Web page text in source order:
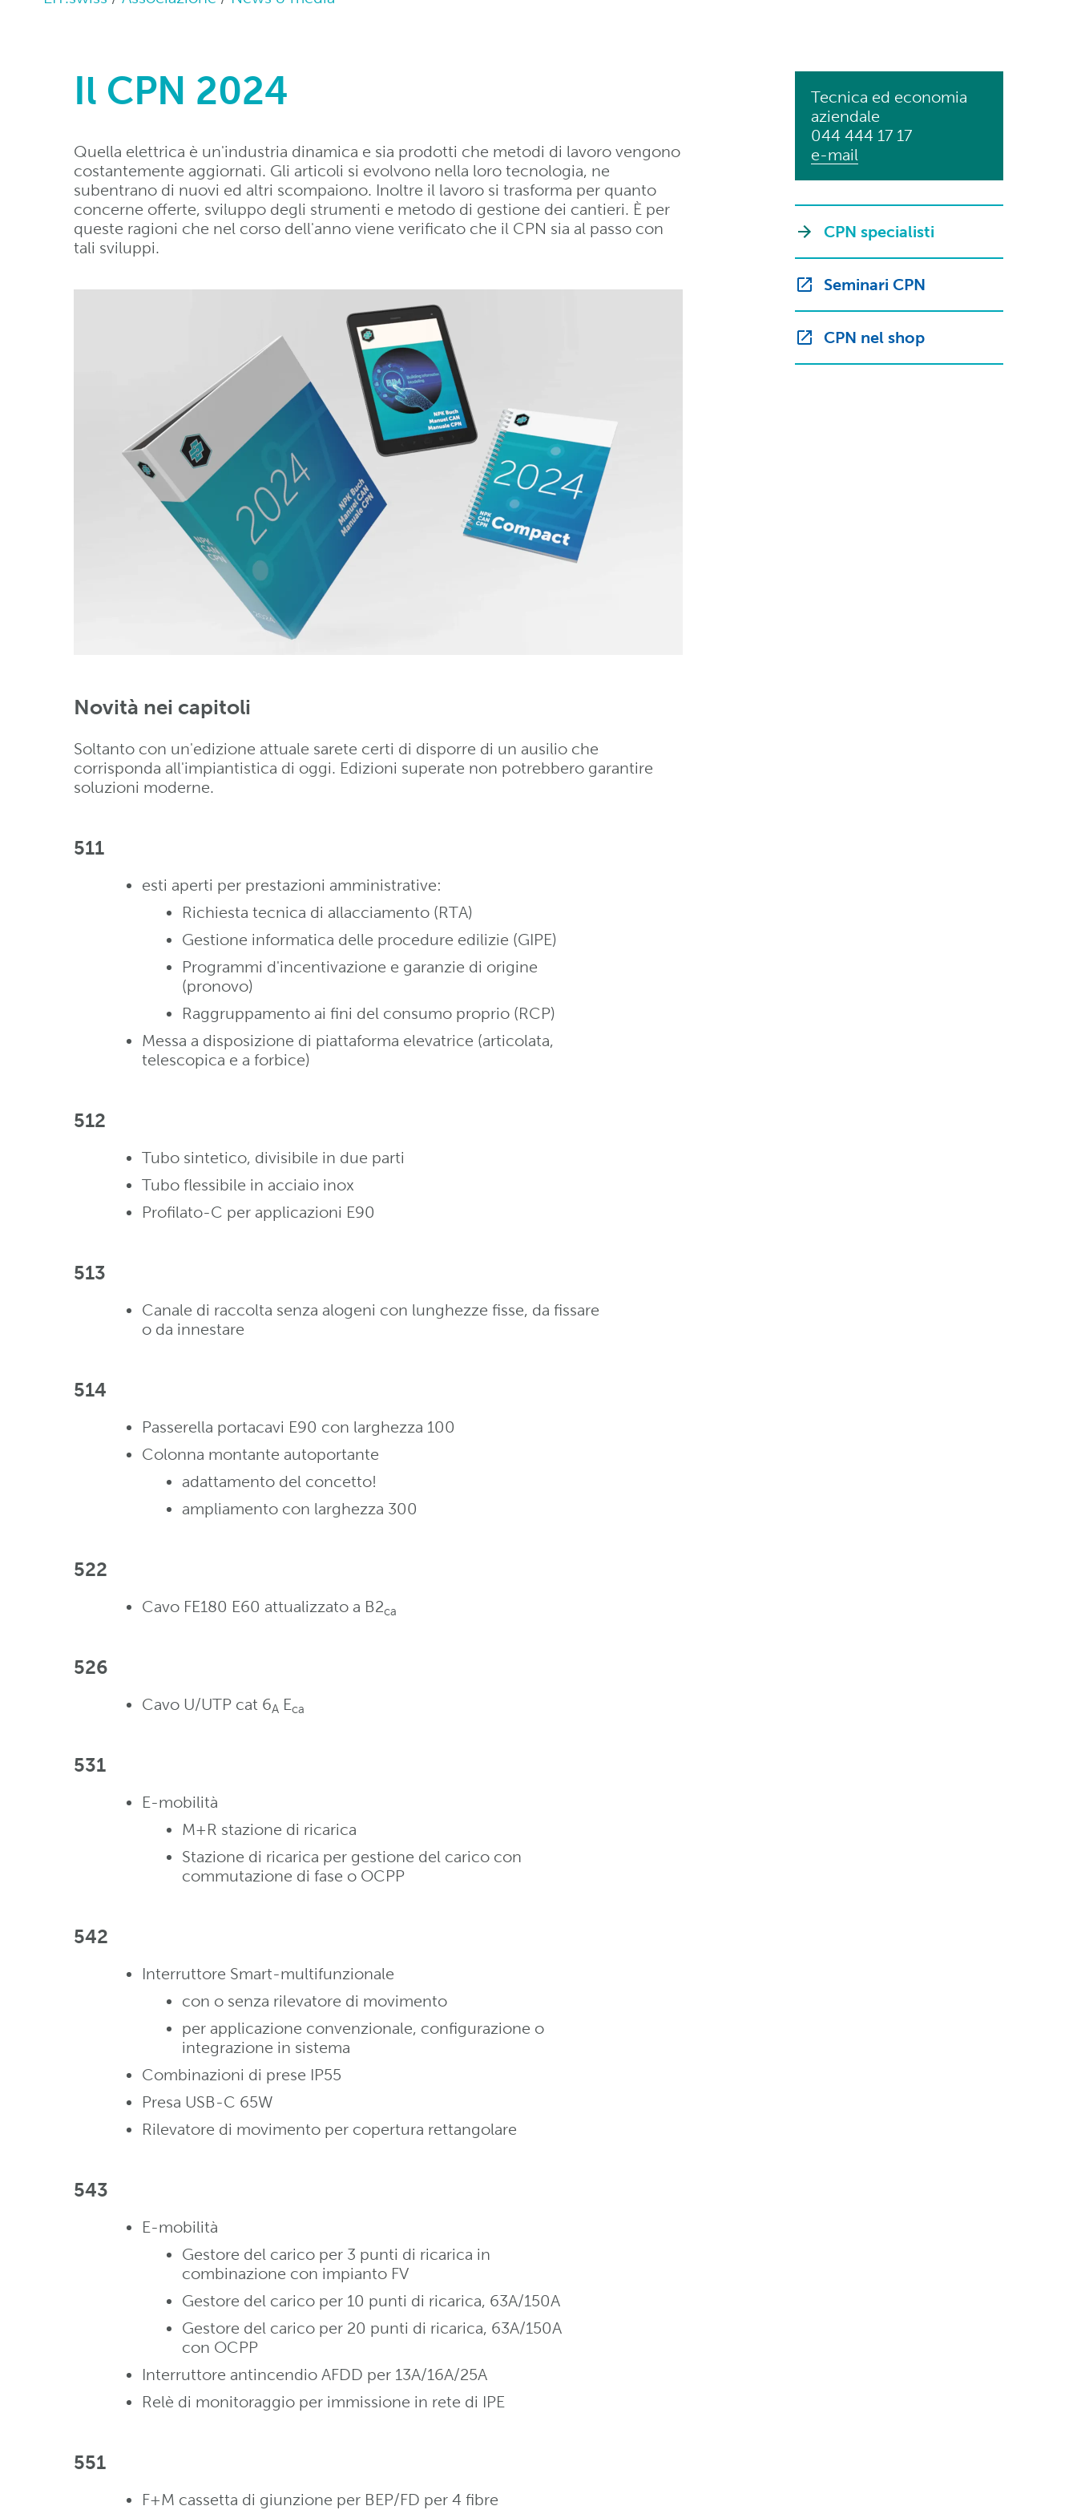
Il CPN 2024
Quella elettrica è un'industria dinamica e sia prodotti che metodi di lavoro vengono
costantemente aggiornati. Gli articoli si evolvono nella loro tecnologia, ne
subentrano di nuovi ed altri scompaiono. Inoltre il lavoro si trasforma per quanto
concerne offerte, sviluppo degli strumenti e metodo di gestione dei cantieri. È per
queste ragioni che nel corso dell'anno viene verificato che il CPN sia al passo con
tali sviluppi.
Novità nei capitoli
Soltanto con un'edizione attuale sarete certi di disporre di un ausilio che
corrisponda all'impiantistica di oggi. Edizioni superate non potrebbero garantire
soluzioni moderne.
511
esti aperti per prestazioni amministrative:
Richiesta tecnica di allacciamento (RTA)
Gestione informatica delle procedure edilizie (GIPE)
Programmi d'incentivazione e garanzie di origine
(pronovo)
Raggruppamento ai fini del consumo proprio (RCP)
Messa a disposizione di piattaforma elevatrice (articolata,
telescopica e a forbice)
512
Tubo sintetico, divisibile in due parti
Tubo flessibile in acciaio inox
Profilato-C per applicazioni E90
513
Canale di raccolta senza alogeni con lunghezze fisse, da fissare
o da innestare
514
Passerella portacavi E90 con larghezza 100
Colonna montante autoportante
adattamento del concetto!
ampliamento con larghezza 300
522
Cavo FE180 E60 attualizzato a B2ca
526
Cavo U/UTP cat 6A Eca
531
E-mobilità
M+R stazione di ricarica
Stazione di ricarica per gestione del carico con
commutazione di fase o OCPP
542
Interruttore Smart-multifunzionale
con o senza rilevatore di movimento
per applicazione convenzionale, configurazione o
integrazione in sistema
Combinazioni di prese IP55
Presa USB-C 65W
Rilevatore di movimento per copertura rettangolare
543
E-mobilità
Gestore del carico per 3 punti di ricarica in
combinazione con impianto FV
Gestore del carico per 10 punti di ricarica, 63A/150A
Gestore del carico per 20 punti di ricarica, 63A/150A
con OCPP
Interruttore antincendio AFDD per 13A/16A/25A
Relè di monitoraggio per immissione in rete di IPE
551
F+M cassetta di giunzione per BEP/FD per 4 fibre
Tecnica ed economia
aziendale
044 444 17 17
e-mail
CPN specialisti
Seminari CPN
CPN nel shop